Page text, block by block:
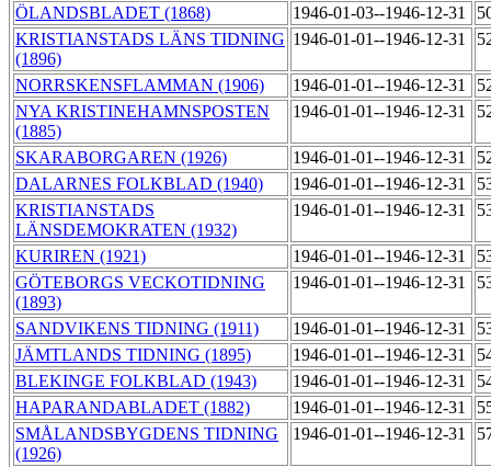
ÖLANDSBLADET (1868) 1946-01-03--1946-12-31
KRISTIANSTADS LÄNS TIDNING
(1896)
1946-01-01--1946-12-31
NORRSKENSFLAMMAN (1906) 1946-01-01--1946-12-31
NYA KRISTINEHAMNSPOSTEN
(1885)
1946-01-01--1946-12-31
SKARABORGAREN (1926) 1946-01-01--1946-12-31
DALARNES FOLKBLAD (1940)
1946-01-01--1946-12-31
KRISTIANSTADS
LÄNSDEMOKRATEN (1932)
1946-01-01--1946-12-31
KURIREN (1921) 1946-01-01--1946-12-31
GÖTEBORGS VECKOTIDNING
(1893)
1946-01-01--1946-12-31
SANDVIKENS TIDNING (1911) 1946-01-01--1946-12-31
JÄMTLANDS TIDNING (1895)
1946-01-01--1946-12-31
BLEKINGE FOLKBLAD (1943)
1946-01-01--1946-12-31
HAPARANDABLADET (1882)
1946-01-01--1946-12-31
SMÅLANDSBYGDENS TIDNING
(1926)
1946-01-01--1946-12-31